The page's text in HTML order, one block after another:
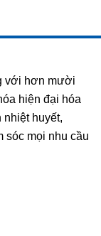
với hơn mười
hiện đại hóa
nhiệt huyết,
sóc mọi nhu cầu